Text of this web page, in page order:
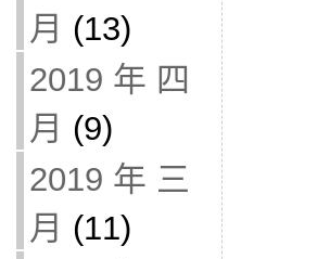
月 (13)
2019 年 四
月 (9)
2019 年 三
月 (11)